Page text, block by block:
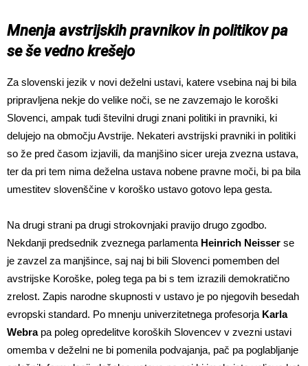
Mnenja avstrijskih pravnikov in politikov pa
se še vedno krešejo
Za slovenski jezik v novi deželni ustavi, katere vsebina naj bi bila
pripravljena nekje do velike noči, se ne zavzemajo le koroški
Slovenci, ampak tudi številni drugi znani politiki in pravniki, ki
delujejo na območju Avstrije. Nekateri avstrijski pravniki in politiki
so že pred časom izjavili, da manjšino sicer ureja zvezna ustava,
ter da pri tem nima deželna ustava nobene pravne moči, bi pa bila
umestitev slovenščine v koroško ustavo gotovo lepa gesta.
Na drugi strani pa drugi strokovnjaki pravijo drugo zgodbo.
Nekdanji predsednik zveznega parlamenta Heinrich Neisser se
je zavzel za manjšince, saj naj bi bili Slovenci pomemben del
avstrijske Koroške, poleg tega pa bi s tem izrazili demokratično
zrelost. Zapis narodne skupnosti v ustavo je po njegovih besedah
evropski standard. Po mnenju univerzitetnega profesorja Karla
Webrapa poleg opredelitve koroških Slovencev v zvezni ustavi
omemba v deželni ne bi pomenila podvajanja, pač pa poglabljanje